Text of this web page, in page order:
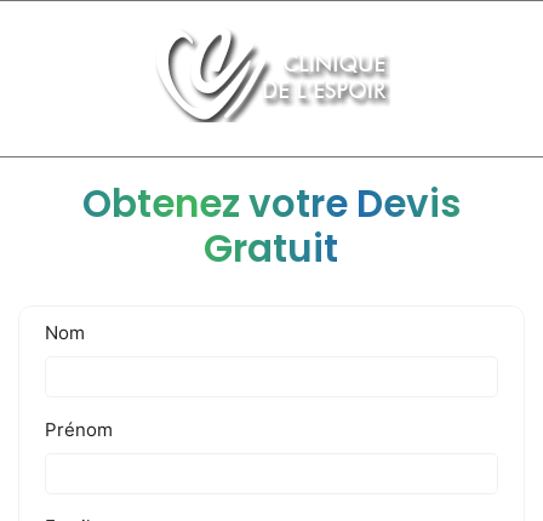
Obtenez votre Devis
Gratuit